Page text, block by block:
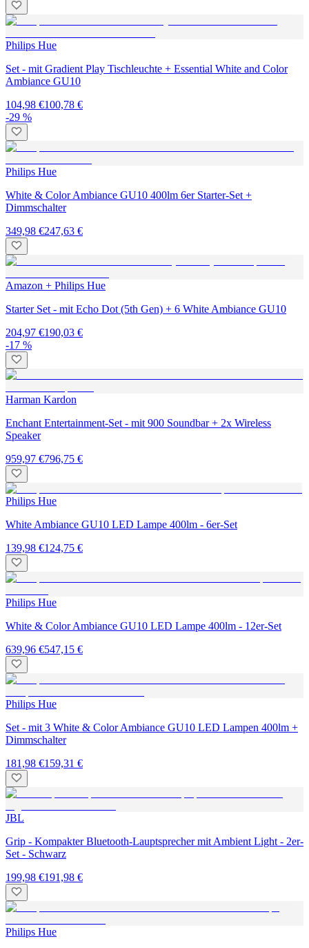
Philips Hue
Set - mit Gradient Play Tischleuchte + Essential White and Color
Ambiance GU10
104,98 €100,78 €
-29 %
Philips Hue
White & Color Ambiance GU10 400lm 6er Starter-Set +
Dimmschalter
349,98 €247,63 €
Amazon + Philips Hue
Starter Set - mit Echo Dot (5th Gen) + 6 White Ambiance GU10
204,97 €190,03 €
-17 %
Harman Kardon
Enchant Entertainment-Set - mit 900 Soundbar + 2x Wireless
Speaker
959,97 €796,75 €
Philips Hue
White Ambiance GU10 LED Lampe 400lm - 6er-Set
139,98 €124,75 €
Philips Hue
White & Color Ambiance GU10 LED Lampe 400lm - 12er-Set
639,96 €547,15 €
Philips Hue
Set - mit 3 White & Color Ambiance GU10 LED Lampen 400lm +
Dimmschalter
181,98 €159,31 €
JBL
Grip - Kompakter Bluetooth-Lauptsprecher mit Ambient Light - 2er-
Set - Schwarz
199,98 €191,98 €
Philips Hue